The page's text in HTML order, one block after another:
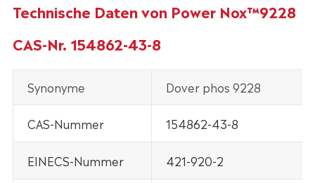
Technische Daten von Power Nox™9228
CAS-Nr. 154862-43-8
Synonyme Dover phos 9228
CAS-Nummer 154862-43-8
EINECS-Nummer 421-920-2